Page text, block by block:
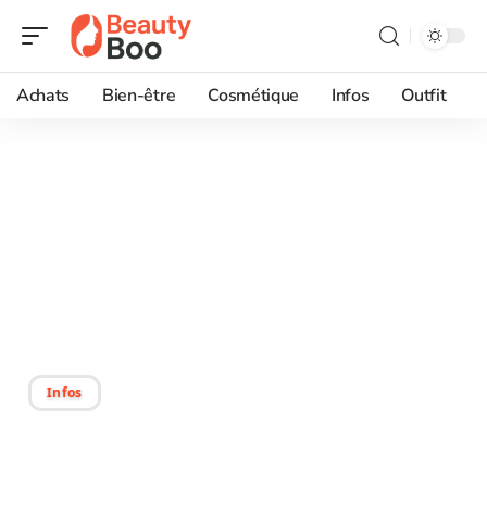
Achats Bien-être Cosmétique Infos Outfit
Infos